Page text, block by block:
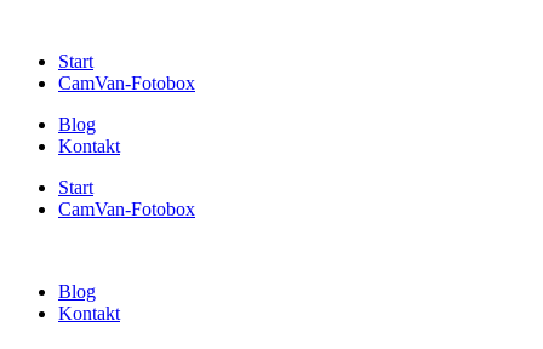
Start
CamVan-Fotobox
Blog
Kontakt
Start
CamVan-Fotobox
Blog
Kontakt